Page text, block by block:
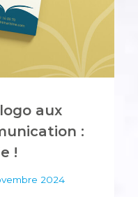
aux
:
!
2024